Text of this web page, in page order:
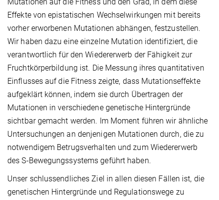
Effekte von epistatischen Wechselwirkungen mit bereits
vorher erworbenen Mutationen abhängen, festzustellen.
Wir haben dazu eine einzelne Mutation identifiziert, die
verantwortlich für den Wiedererwerb der Fähigkeit zur
Fruchtkörperbildung ist. Die Messung ihres quantitativen
Einflusses auf die Fitness zeigte, dass Mutationseffekte
aufgeklärt können, indem sie durch Übertragen der
Mutationen in verschiedene genetische Hintergründe
sichtbar gemacht werden. Im Moment führen wir ähnliche
Untersuchungen an denjenigen Mutationen durch, die zu
notwendigem Betrugsverhalten und zum Wiedererwerb
des S-Bewegungssystems geführt haben.
Unser schlussendliches Ziel in allen diesen Fällen ist, die
genetischen Hintergründe und Regulationswege zu